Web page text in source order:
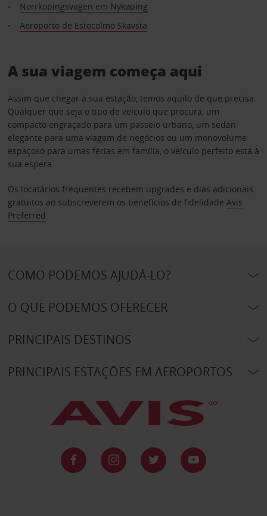
Norrkopingsvagen em Nykøping
Aeroporto de Estocolmo Skavsta
A sua viagem começa aqui
Assim que chegar à sua estação, temos aquilo de que precisa.
Qualquer que seja o tipo de veículo que procura, um
compacto engraçado para um passeio urbano, um sedan
elegante para uma viagem de negócios ou um monovolume
espaçoso para umas férias em família, o veículo perfeito está à
sua espera.
Os locatários frequentes recebem upgrades e dias adicionais
gratuitos ao subscreverem os benefícios de fidelidade Avis
Preferred.
COMO PODEMOS AJUDÁ-LO?
O QUE PODEMOS OFERECER
PRINCIPAIS DESTINOS
PRINCIPAIS ESTAÇÕES EM AEROPORTOS